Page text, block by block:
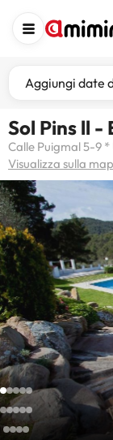
Aggiungi date
Sol Pins ll -
Calle Puigmal 5-9
Visualizza sulla